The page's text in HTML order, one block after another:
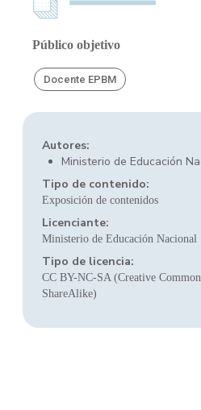
Público objetivo
Docente EPBM
Autores:
Ministerio de Educación
Tipo de contenido:
Exposición de contenidos
Licenciante:
Ministerio de Educación Nacional
Tipo de licencia:
CC BY-NC-SA (Creative
ShareAlike)